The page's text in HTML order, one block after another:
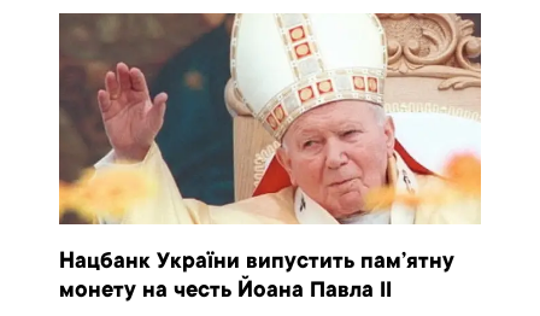
Нацбанк України випустить пам’ятну
монету на честь Йоана Павла II